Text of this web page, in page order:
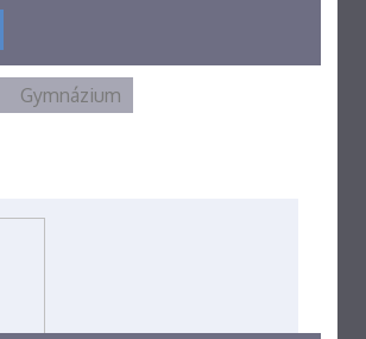
Gymnázium